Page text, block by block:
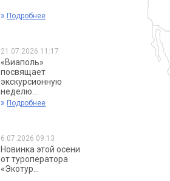
» Подробнее
21.07.2026 11:17
«Виаполь»
посвящает
экскурсионную
неделю...
» Подробнее
6.07.2026 09:13
Новинка этой осени
от туроператора
«Экотур...